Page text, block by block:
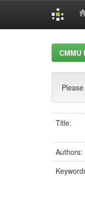
Title:
Authors: